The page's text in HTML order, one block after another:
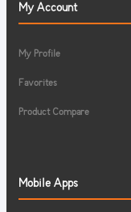
My Account
My Profile
Favorites
Product Compare
Mobile Apps